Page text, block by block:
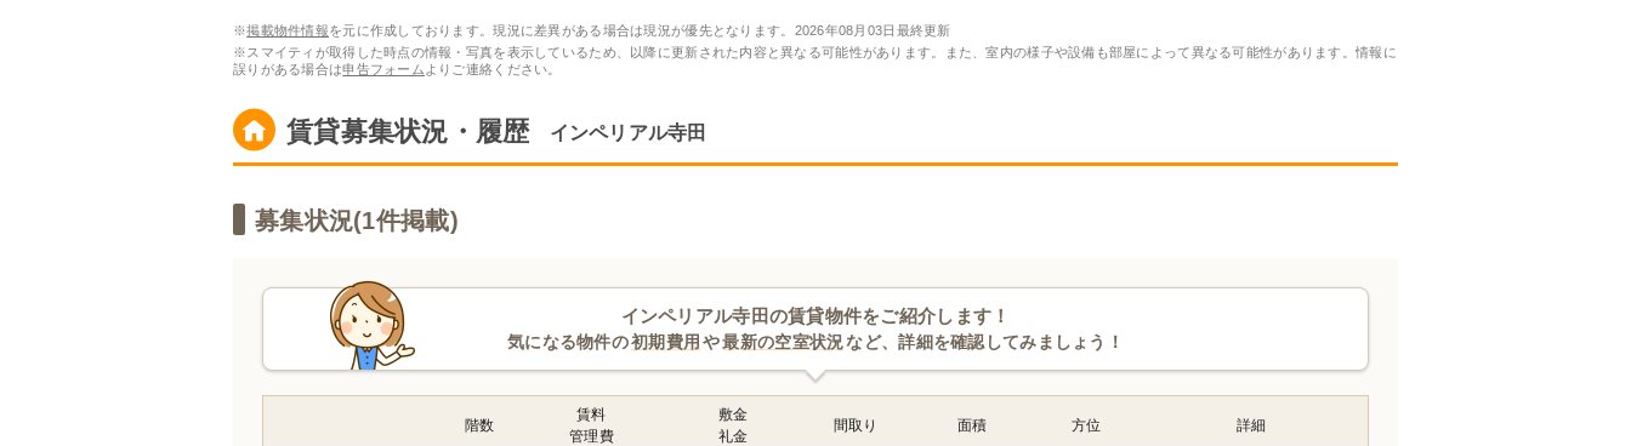
※掲載物件情報を元に作成しております。現況に差異がある場合は現況が優先となります。 2026年08月03日最終更新
※スマイティが取得した時点の情報・写真を表示しているため、以降に更新された内容と異なる可能性があります。また、室内の様子や設備も部屋によって異なる可能性があります。情報に
誤りがある場合は申告フォーム よりご連絡ください。
賃貸募集状況・履歴 インペリアル寺田
募集状況(1件掲載)
インペリアル寺田の賃貸物件をご紹介します！
気になる物件の初期費用 や最新の空室状況など、詳細を確認してみましょう！
階数
賃料
管理費
敷金
礼金
間取り 面積 方位 詳細